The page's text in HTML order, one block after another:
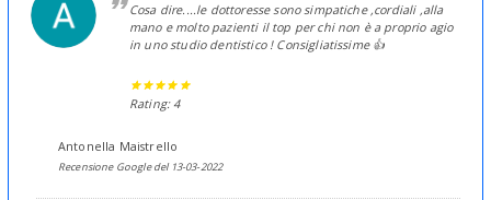
Cosa dire....le dottoresse sono simpatiche ,cordiali ,alla
mano e molto pazienti il top per chi non è a proprio agio
in uno studio dentistico ! Consigliatissime 👍
Rating: 4
Antonella Maistrello
Recensione Google del 13-03-2022